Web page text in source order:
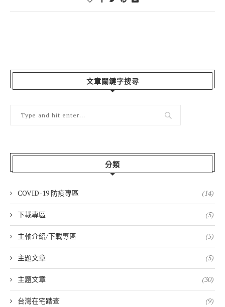
文章關鍵字搜尋
分類
COVID-19 防疫專區 (14)
下載專區 (5)
主軸介紹/下載專區 (5)
主題文章 (5)
主題文章 (30)
台灣在宅踏查 (9)